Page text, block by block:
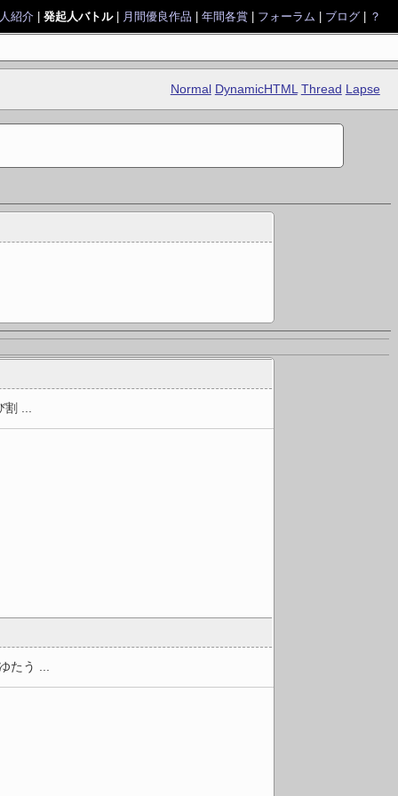
紹介| 発起人バトル| 月間優良作品 年間各賞| フォーラム ブログ| ？
Normal DynamicHTML Thread Lapse
...
...